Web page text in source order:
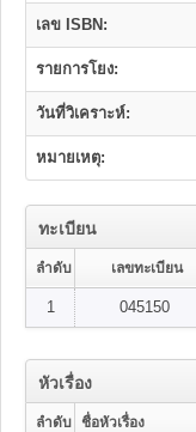
เลข ISBN:
รายการโยง:
วันที่วิเคราะห์:
หมายเหตุ:
ทะเบียน
ลำดับ เลขทะเบียน
1 045150
หัวเรื่อง
ลำดับ ชื่อหัวเรื่อง